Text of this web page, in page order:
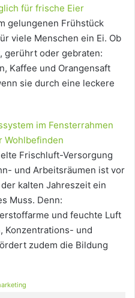
für frische Eier
gelungenen Frühstück
viele Menschen ein Ei. Ob
gerührt oder gebraten:
Kaffee und Orangensaft
sie durch eine leckere
im Fensterrahmen
Wohlbefinden
Frischluft-Versorgung
und Arbeitsräumen ist vor
kalten Jahreszeit ein
Muss. Denn:
und feuchte Luft
Konzentrations- und
zudem die Bildung